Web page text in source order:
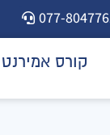
077-
קורס אמירנט